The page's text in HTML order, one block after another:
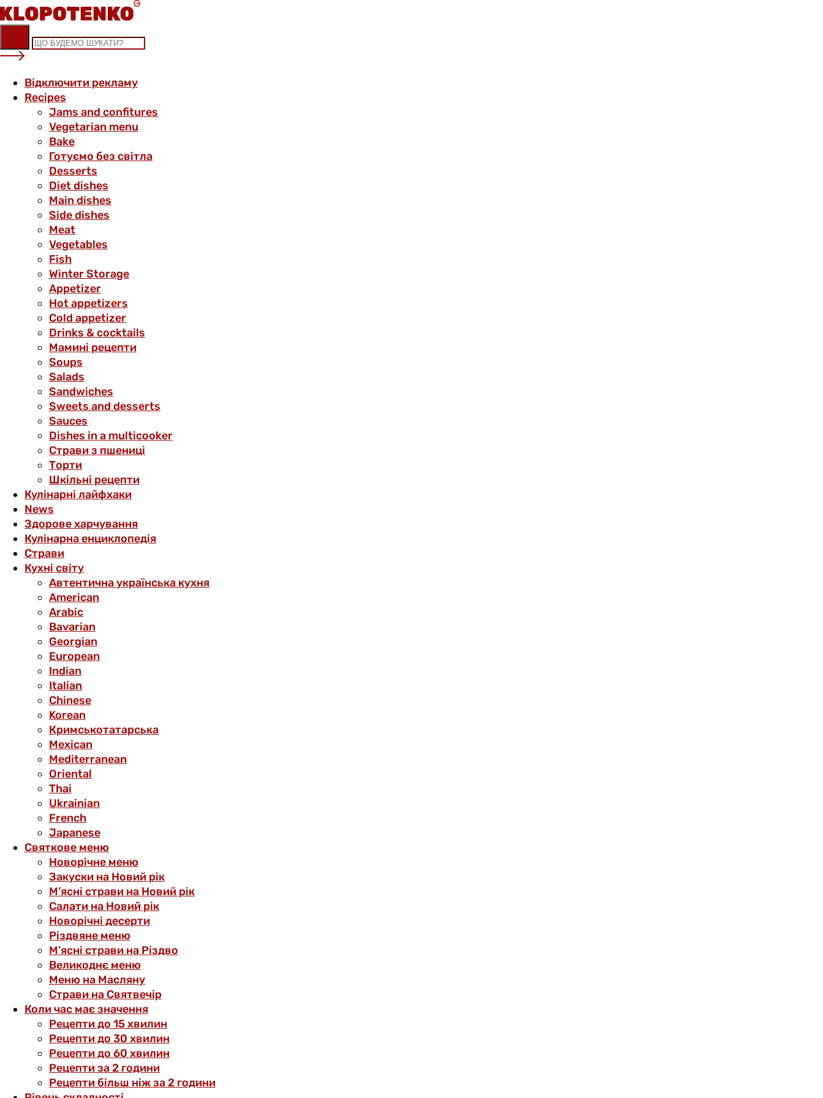
Skip
to
content
Відключити рекламу
Recipes
Jams and confitures
Vegetarian menu
Bake
Готуємо без світла
Desserts
Diet dishes
Main dishes
Side dishes
Meat
Vegetables
Fish
Winter Storage
Аppetizer
Hot appetizers
Cold appetizer
Drinks & cocktails
Мамині рецепти
Soups
Salads
Sandwiches
Sweets and desserts
Sauces
Dishes in a multicooker
Страви з пшениці
Торти
Шкільні рецепти
Кулінарні лайфхаки
News
Здорове харчування
Кулінарна енциклопедія
Страви
Кухні світу
Автентична українська кухня
American
Arabic
Bavarian
Georgian
European
Indian
Italian
Chinese
Korean
Кримськотатарська
Mexican
Mediterranean
Oriental
Thai
Ukrainian
French
Japanese
Святкове меню
Новорічне меню
Закуски на Новий рік
М’ясні страви на Новий рік
Салати на Новий рік
Новорічні десерти
Різдвяне меню
М’ясні страви на Різдво
Великоднє меню
Меню на Масляну
Страви на Святвечір
Коли час має значення
Рецепти до 15 хвилин
Рецепти до 30 хвилин
Рецепти до 60 хвилин
Рецепти за 2 години
Рецепти більш ніж за 2 години